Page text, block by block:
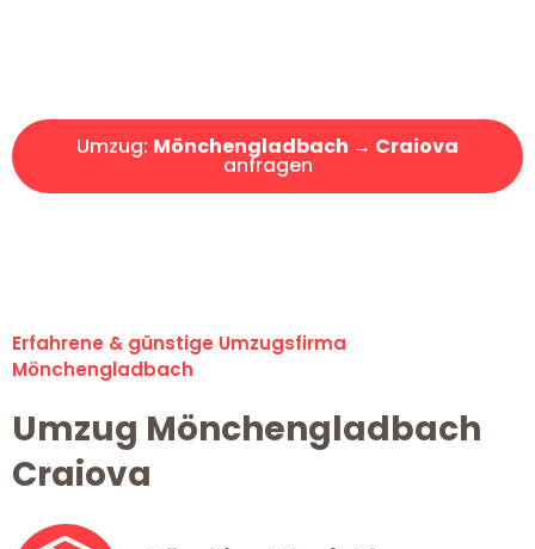
Umzug: Mönchengladbach → Craiova
anfragen
Erfahrene & günstige Umzugsfirma
Mönchengladbach
Umzug Mönchengladbach
Craiova